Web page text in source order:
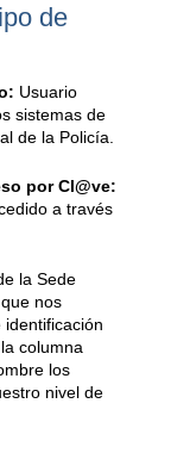
de
Usuario
sistemas de
de la Policía.
por Cl@ve:
a través
la Sede
nos
identificación
columna
los
nivel de